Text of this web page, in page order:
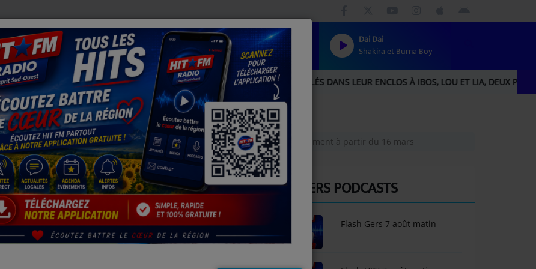
Dai Dai
Shakira et Burna Boy
MILITAIRE DÉPARTEMENTAL DU GERS VOLÉS DANS LEUR ENCLOS À IBOS, LOU ET LIA, DEUX PERROQUETS ENFIN
Horgues : cinq mois de travaux de renouvellement du réseau d'assainissement à partir du 16 mars
RENOUVELLEMENT DU RÉSEAU
DERNIERS PODCASTS
Flash Gers 7 août matin